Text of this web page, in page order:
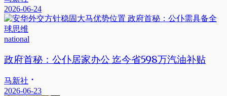
2026-06-24
national
政府首秘：公仆居家办公 迄今省598万汽油补贴
马新社
2026-06-23